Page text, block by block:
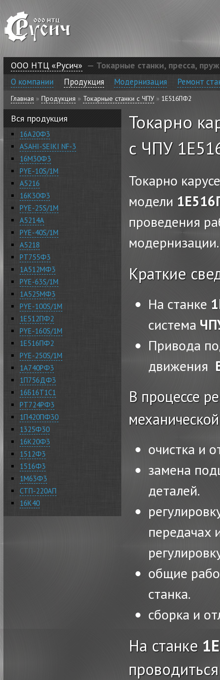
ООО НТЦ «Русич» — Токарные станки, пресса,
О компании Продукция Модернизация Ремонт
Вы здесь
Главная » Продукция » Токарные станки с ЧПУ » 1Е516ПФ2
Вся продукция
16А20Ф3
ASAHI-SEIKI NF-3
16М30Ф3
PYE-10S/1M
А5216
16К30Ф3
PYE-25S/1M
А5214А
PYE-40S/1M
А5218
РТ755Ф3
1А512МФ3
PYE-63S/1M
1А525МФ3
PYE-100S/1M
1Е512ПФ2
PYE-160S/1M
1Е516ПФ2
PYE-250S/1M
1А740РФ3
1П756ДФ3
16Б16Т1С1
РТ724РФ3
1П420ПФ30
1325Ф30
16К20Ф3
1512Ф3
1516Ф3
1М63Ф3
СТП-220АП
16К40
Токарно
с ЧПУ
Токарно
модели
проведения
модернизации.
Краткие
На станке
система
Привода
движения
В процессе
очистка и
замена
деталей.
передачах
общие
станка.
сборка и
На станке